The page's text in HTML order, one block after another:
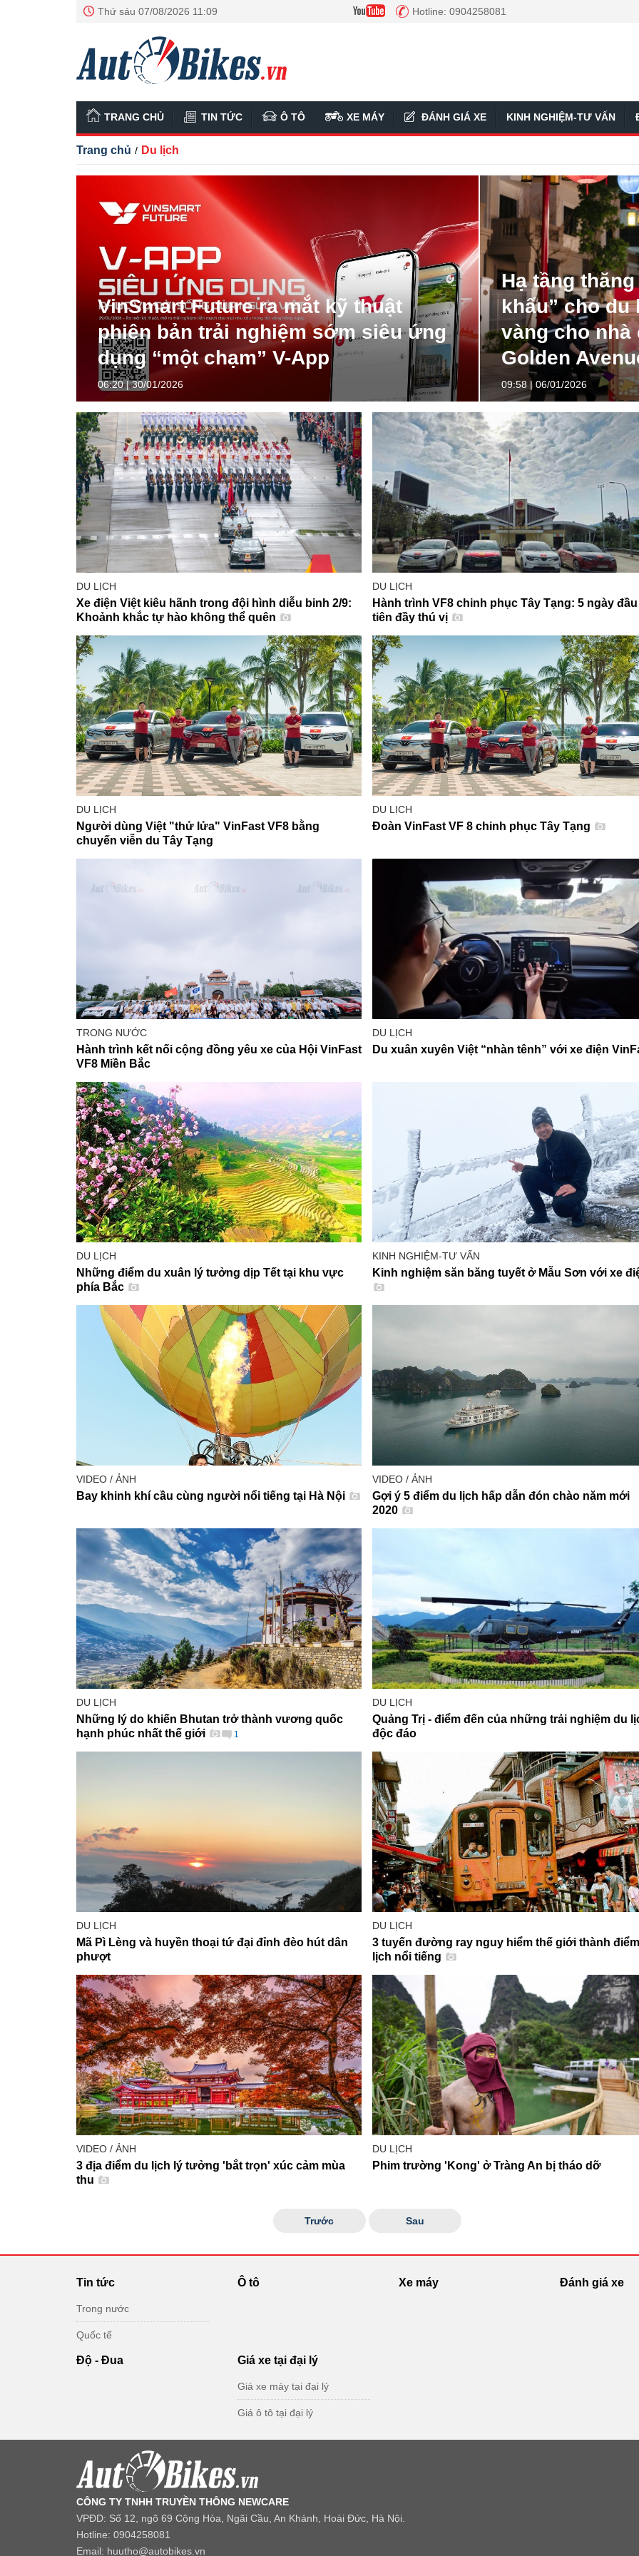
Thứ sáu 07/08/2026 11:09 Hotline: 0904258081
TRANG CHỦ TIN TỨC Ô TÔ XE MÁY ĐÁNH GIÁ XE KINH NGHIỆM-TƯ VẤN
Trang chủ / Du lịch
VinSmart Future ra mắt kỹ thuật
phiên bản trải nghiệm sớm siêu ứng
dụng “một chạm” V-App
06:20 | 30/01/2026
Hạ tầng
khấu” cho du
vàng cho nhà
Golden
09:58 | 06/01/2026
DU LỊCH
Xe điện Việt kiêu hãnh trong đội hình diễu binh 2/9:
Khoảnh khắc tự hào không thể quên
DU LỊCH
Hành trình VF8 chinh phục Tây Tạng: 5 ngày đầu
tiên đầy thú vị
DU LỊCH
Người dùng Việt "thử lửa" VinFast VF8 bằng
chuyến viễn du Tây Tạng
DU LỊCH
Đoàn VinFast VF 8 chinh phục Tây Tạng
TRONG NƯỚC
Hành trình kết nối cộng đồng yêu xe của Hội VinFast
VF8 Miền Bắc
DU LỊCH
Du xuân xuyên Việt “nhàn tênh” với xe điện
DU LỊCH
Những điểm du xuân lý tưởng dịp Tết tại khu vực
phía Bắc
KINH NGHIỆM-TƯ VẤN
Kinh nghiệm săn băng tuyết ở Mẫu Sơn với xe
VIDEO / ẢNH
Bay khinh khí cầu cùng người nổi tiếng tại Hà Nội
VIDEO / ẢNH
Gợi ý 5 điểm du lịch hấp dẫn đón chào năm mới
2020
DU LỊCH
Những lý do khiến Bhutan trở thành vương quốc
hạnh phúc nhất thế giới
1
DU LỊCH
Quảng Trị - điểm đến của những trải nghiệm du
độc đáo
DU LỊCH
Mã Pì Lèng và huyền thoại tứ đại đỉnh đèo hút dân
phượt
DU LỊCH
3 tuyến đường ray nguy hiểm thế giới thành
lịch nổi tiếng
VIDEO / ẢNH
3 địa điểm du lịch lý tưởng 'bắt trọn' xúc cảm mùa
thu
DU LỊCH
Phim trường 'Kong' ở Tràng An bị tháo dỡ
Trước Sau
Tin tức
Trong nước
Quốc tế
Ô tô Xe máy Đánh giá xe
Độ - Đua Giá xe tại đại lý
Giá xe máy tại đại lý
Giá ô tô tại đại lý
CÔNG TY TNHH TRUYỀN THÔNG NEWCARE
VPĐD: Số 12, ngõ 69 Cộng Hòa, Ngãi Cầu, An Khánh, Hoài Đức, Hà Nội.
Hotline: 0904258081
Email: huutho@autobikes.vn